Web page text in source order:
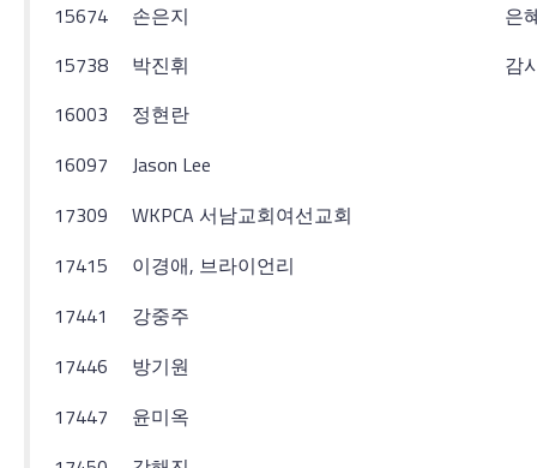
15674
손은지
은
15738
박진휘
감
16003
정현란
16097
Jason Lee
17309
WKPCA 서남교회여선교회
17415
이경애, 브라이언리
17441
강중주
17446
방기원
17447
윤미옥